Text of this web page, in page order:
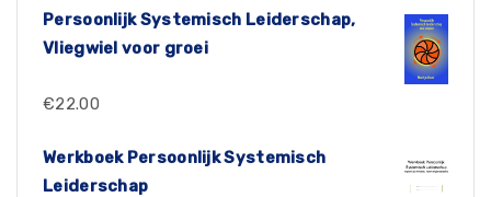
Persoonlijk Systemisch Leiderschap,
Vliegwiel voor groei
€22.00
Werkboek Persoonlijk Systemisch
Leiderschap